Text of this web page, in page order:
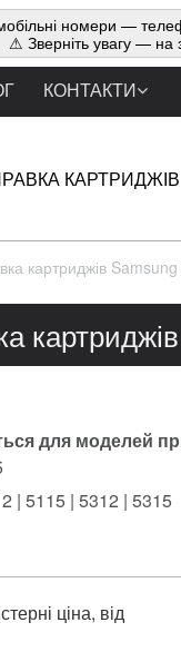
номери —
⚠ Зверніть увагу — на
КОНТАКТИ
КАРТРИДЖІВ
картриджів
для моделей
| 5115 | 5312 | 5315
ціна, від